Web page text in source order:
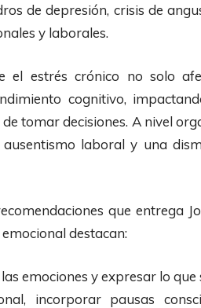
de depresión, crisis de
y laborales.
el estrés crónico no solo
cognitivo,
tomar decisiones. A nivel
laboral y una
que entrega
destacan:
emociones y expresar lo
incorporar pausas